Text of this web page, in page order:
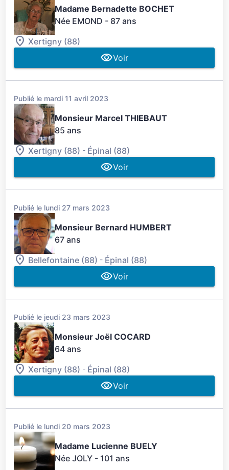
Madame Bernadette BOCHET
Née EMOND - 87 ans
Xertigny (88)
Voir
Publié le mardi 11 avril 2023
Monsieur Marcel THIEBAUT
85 ans
Xertigny (88) - Épinal (88)
Voir
Publié le lundi 27 mars 2023
Monsieur Bernard HUMBERT
67 ans
Bellefontaine (88) - Épinal (88)
Voir
Publié le jeudi 23 mars 2023
Monsieur Joël COCARD
64 ans
Xertigny (88) - Épinal (88)
Voir
Publié le lundi 20 mars 2023
Madame Lucienne BUELY
Née JOLY - 101 ans